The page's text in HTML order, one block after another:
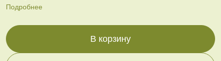
Подробнее
В корзину